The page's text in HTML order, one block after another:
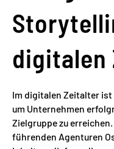
digitalen
Im digitalen Zeitalter
um Unternehmen
Zielgruppe zu
führenden Agenturen